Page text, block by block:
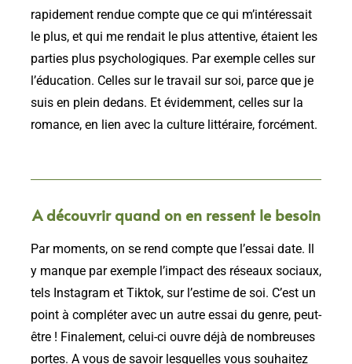
rapidement rendue compte que ce qui m’intéressait
le plus, et qui me rendait le plus attentive, étaient les
parties plus psychologiques. Par exemple celles sur
l’éducation. Celles sur le travail sur soi, parce que je
suis en plein dedans. Et évidemment, celles sur la
romance, en lien avec la culture littéraire, forcément.
A découvrir quand on en ressent le besoin
Par moments, on se rend compte que l’essai date. Il
y manque par exemple l’impact des réseaux sociaux,
tels Instagram et Tiktok, sur l’estime de soi. C’est un
point à compléter avec un autre essai du genre, peut-
être ! Finalement, celui-ci ouvre déjà de nombreuses
portes. A vous de savoir lesquelles vous souhaitez